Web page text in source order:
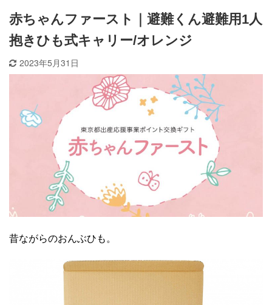
赤ちゃんファースト｜避難くん避難用1人
抱きひも式キャリー/オレンジ
2023年5月31日
昔ながらのおんぶひも。